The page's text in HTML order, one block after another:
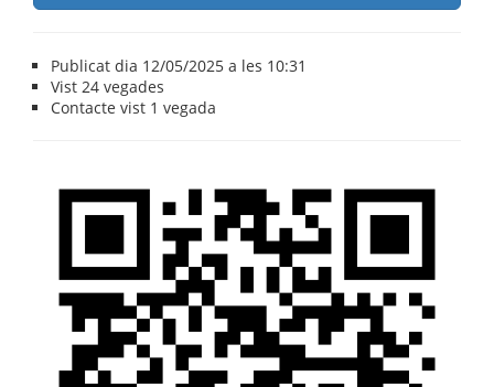
Publicat dia 12/05/2025 a les 10:31
Vist24 vegades
Contacte vist 1 vegada